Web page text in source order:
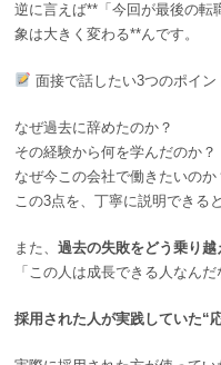
逆に言えば**「今回が最後の転
象は大きく変わる**んです。
面接で話したい3つのポイン
なぜ過去に辞めたのか？
その経験から何を学んだのか？
なぜ今この会社で働きたいのか
この3点を、丁寧に説明できる
また、過去の失敗をどう乗り越
「この人は成長できる人なん
採用された人が実践していた“